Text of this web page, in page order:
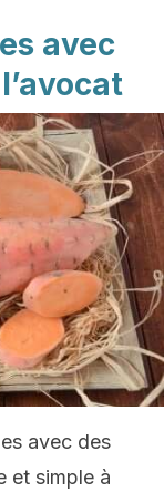
avec
avec des
et simple à